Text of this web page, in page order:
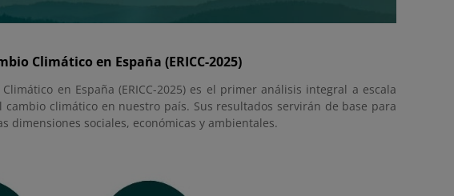
Climático en España (ERICC-2025)
en España (ERICC-2025) es el primer análisis integral a escala
climático en nuestro país. Sus resultados servirán de base para
dimensiones sociales, económicas y ambientales.